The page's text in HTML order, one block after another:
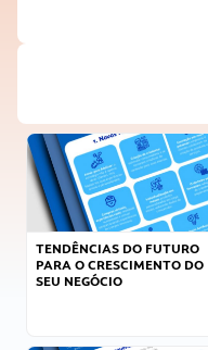
TENDÊNCIAS DO FUTURO
PARA O CRESCIMENTO DO
SEU NEGÓCIO